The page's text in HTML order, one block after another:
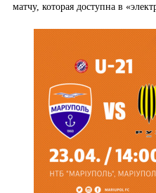
матчу, которая доступна в